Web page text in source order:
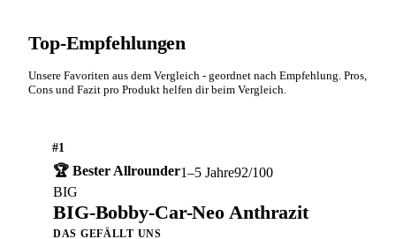
Top-Empfehlungen
Unsere Favoriten aus dem Vergleich - geordnet nach Empfehlung. Pros,
Cons und Fazit pro Produkt helfen dir beim Vergleich.
#1
🏆 Bester Allrounder1–5 Jahre92/100
BIG
BIG-Bobby-Car-Neo Anthrazit
DAS GEFÄLLT UNS